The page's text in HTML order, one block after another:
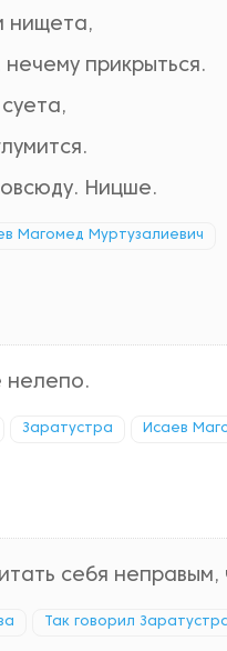
нищета,
нечему прикрыться.
Ницше.
Магомед Муртузалиевич
нелепо.
Заратустра Исаев
себя
Так говорил